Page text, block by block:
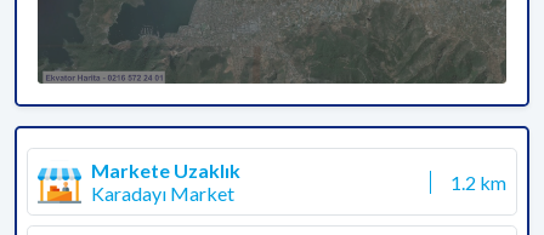
Markete Uzaklık
Karadayı Market
1.2 km